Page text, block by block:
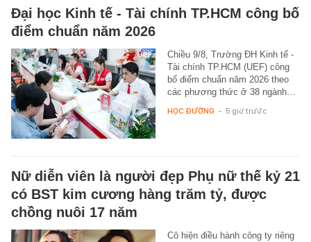
Đại học Kinh tế - Tài chính TP.HCM công bố
điểm chuẩn năm 2026
Chiều 9/8, Trường ĐH Kinh tế -
Tài chính TP.HCM (UEF) công
bố điểm chuẩn năm 2026 theo
các phương thức ở 38 ngành…
HỌC ĐƯỜNG - 5 giờ trước
Nữ diễn viên là người đẹp Phụ nữ thế kỷ 21
có BST kim cương hàng trăm tỷ, được
chồng nuôi 17 năm
Cô hiện điều hành công ty riêng